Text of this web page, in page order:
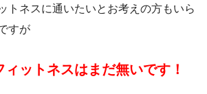
トネスに通いたいとお考えの方もいら
すが
ットネスはまだ無いです！